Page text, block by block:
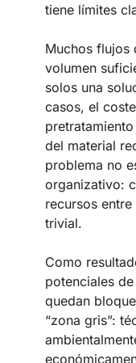
tiene límites
Muchos flujos
volumen
solos una
casos, el
del material
problema no
organizativo:
recursos
trivial.
Como
potenciales
quedan
“zona gris”: